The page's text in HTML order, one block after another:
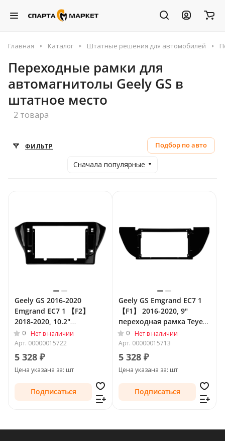
Главная Каталог Штатные решения для автомобилей
Переходные рамки для
автомагнитолы Geely GS в
штатное место
2 товара
ФИЛЬТР Подбор по авто
Сначала популярные
Geely GS 2016-2020
Emgrand EC7 1 【F2】
2018-2020, 10.2"
переходная рамка Teyes
2009
0
Нет в наличии
Арт. 00000015722
5 328 ₽
Цена указана за: шт
Подписаться
Geely GS Emgrand EC7 1
【F1】 2016-2020, 9"
переходная рамка Teyes
1886
0
Нет в наличии
Арт. 00000015713
5 328 ₽
Цена указана за: шт
Подписаться